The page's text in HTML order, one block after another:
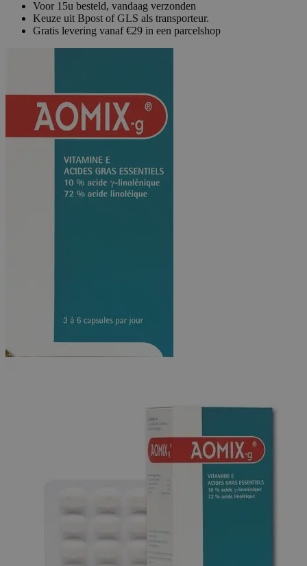
Voor 15u besteld, vandaag verzonden
Keuze uit Bpost of GLS als transporteur.
Gratis levering vanaf €29 in een parcelshop